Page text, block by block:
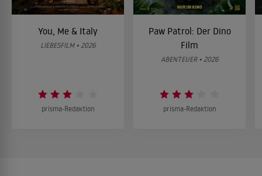
You, Me & Italy
LIEBESFILM • 2026
prisma-Redaktion
Paw Patrol: Der Dino
Film
ABENTEUER • 2026
prisma-Redaktion